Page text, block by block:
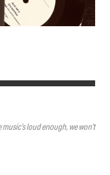
loud enough, we won’t